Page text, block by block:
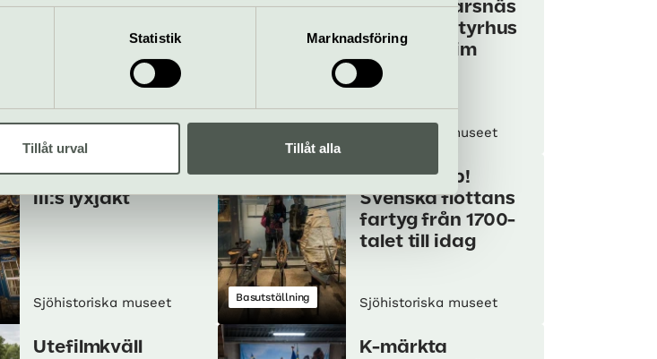
eller som de har samlat in när du har använt deras tjänster.
Statistik Marknadsföring
Tillåt urval Tillåt alla
Paddla! Visning
Pågår till 31 december
Installationer
Stora Ankarsnäs
– ett miniatyrhus
med maritim
touch
Sjöhistoriska museet
Amphion – Gustav
III:s lyxjakt
Sjöhistoriska museet Basutställning
Klart skepp!
Svenska flottans
fartyg från 1700-
talet till idag
Sjöhistoriska museet
Utefilmkväll
K-märkta